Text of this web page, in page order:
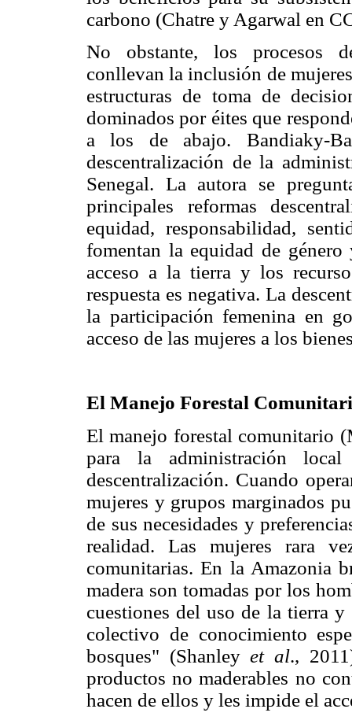
carbono (Chatre y Agarwal en
No obstante, los procesos
conllevan la inclusión de
estructuras de toma de
dominados por éites que
a los de abajo. Bandiaky-
descentralización de la
Senegal. La autora se
principales reformas
equidad, responsabilidad,
fomentan la equidad de
acceso a la tierra y los
respuesta es negativa. La
la participación femenina en
acceso de las mujeres a los
El Manejo Forestal
El manejo forestal comunitario
para la administración
descentralización. Cuando
mujeres y grupos marginados
de sus necesidades y
realidad. Las mujeres rara
comunitarias. En la Amazonia
madera son tomadas por los
cuestiones del uso de la tierra
colectivo de conocimiento
bosques" (Shanleyet al.,
productos no maderables no
hacen de ellos y les impide el